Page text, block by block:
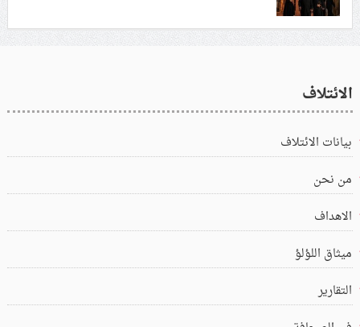
الائتلاف
بيانات الائتلاف
من نحن
الاهداف
ميثاق اللؤلؤ
التقارير